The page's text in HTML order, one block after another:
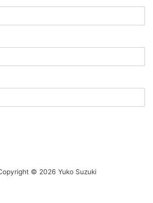
© 2026 Yuko Suzuki